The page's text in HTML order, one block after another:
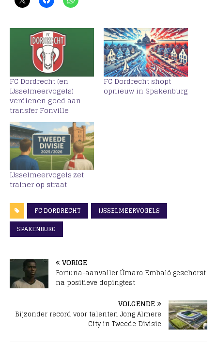
FC Dordrecht (en
IJsselmeervogels)
verdienen goed aan
transfer Fonville
FC Dordrecht shopt
opnieuw in Spakenburg
IJsselmeervogels zet
trainer op straat
FC DORDRECHT
IJSSELMEERVOGELS
SPAKENBURG
VORIGE
Fortuna-aanvaller Úmaro Embaló geschorst
na positieve dopingtest
VOLGENDE
Bijzonder record voor talenten Jong Almere
City in Tweede Divisie